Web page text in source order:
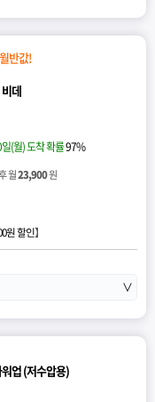
반값!
데
(월) 도착 확률97%
월23,900원
원 할인】
∨
업 (저수압용)